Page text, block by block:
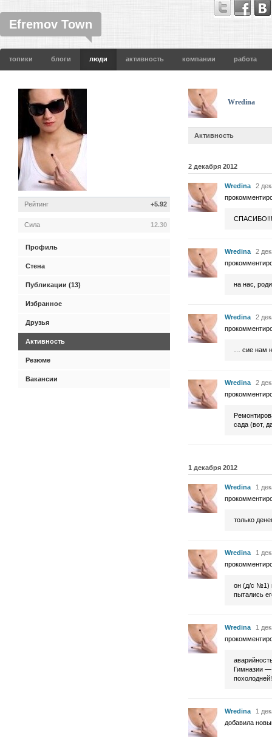
Efremov Town
топики блоги люди активность компании работа
Wredina
Активность
2 декабря 2012
Wredina
2
СПАСИБО!!!
Wredina
2
на нас,
Wredina
2
… сие нам
Wredina
2
сада (вот,
1 декабря 2012
Wredina
1
только
Wredina
1
он (д/с №1)
пытались
Wredina
1
Гимназии —
Wredina
1
добавила
Рейтинг +5.92
Сила 12.30
Профиль
Стена
Публикации (13)
Избранное
Друзья
Активность
Резюме
Вакансии